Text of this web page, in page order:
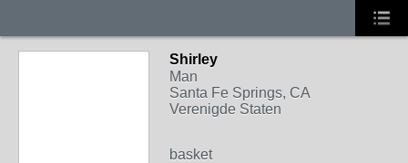
Shirley
Man
Santa Fe Springs, CA
Verenigde Staten
basket